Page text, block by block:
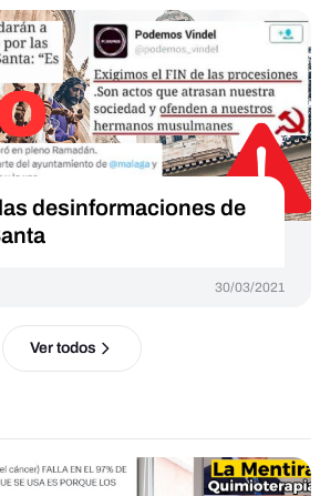
desinformaciones de
30/03/2021
Ver todos